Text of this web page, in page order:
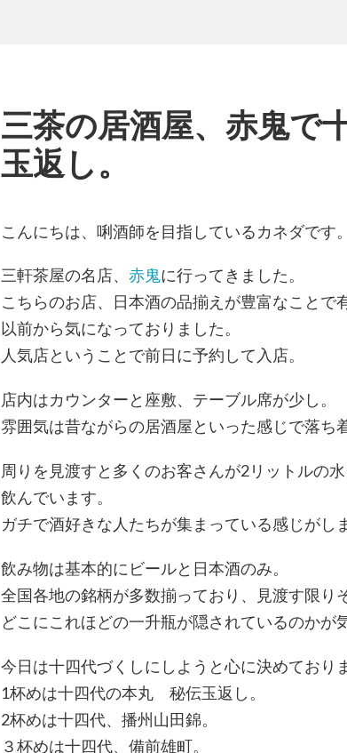
三茶の居酒屋、赤鬼で
玉返し。
こんにちは、唎酒師を目指しているカネダです。
三軒茶屋の名店、 赤鬼に行ってきました。
こちらのお店、日本酒の品揃えが豊富なことで
以前から気になっておりました。
人気店ということで前日に予約して入店。
店内はカウンターと座敷、テーブル席が少し。
雰囲気は昔ながらの居酒屋といった感じで落ち
周りを見渡すと多くのお客さんが2リットルの
飲んでいます。
ガチで酒好きな人たちが集まっている感じがし
飲み物は基本的にビールと日本酒のみ。
全国各地の銘柄が多数揃っており、見渡す限り
どこにこれほどの一升瓶が隠されているのかが
今日は十四代づくしにしようと心に決めており
1杯めは十四代の本丸 秘伝玉返し。
2杯めは十四代、播州山田錦。
３杯めは十四代、備前雄町。